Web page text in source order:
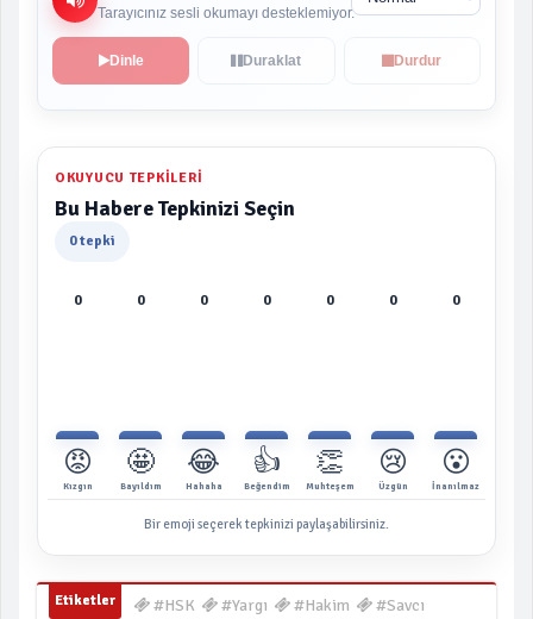
Tarayıcınız sesli okumayı desteklemiyor.
Dinle Duraklat Durdur
OKUYUCU TEPKILERI
Bu Habere Tepkinizi Seçin
0 tepki
0
😡
Kızgın
0
🤩
Bayıldım
0
😂
Hahaha
0
👍
Beğendim
0
👏
Muhteşem
0
😢
Üzgün
0
😮
İnanılmaz
Bir emoji seçerek tepkinizi paylaşabilirsiniz.
Etiketler #HSK #Yargı #Hakim #Savcı